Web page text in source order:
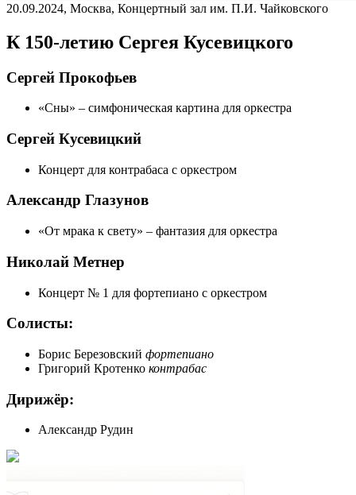
20.09.2024, Москва, Концертный зал им. П.И. Чайковского
К 150-летию Сергея Кусевицкого
Сергей Прокофьев
«Сны» – симфоническая картина для оркестра
Сергей Кусевицкий
Концерт для контрабаса с оркестром
Александр Глазунов
«От мрака к свету» – фантазия для оркестра
Николай Метнер
Концерт № 1 для фортепиано с оркестром
Cолисты:
Борис Березовский фортепиано
Григорий Кротенко контрабас
Дирижёр:
Александр Рудин